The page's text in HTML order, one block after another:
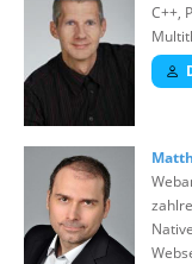
C++,